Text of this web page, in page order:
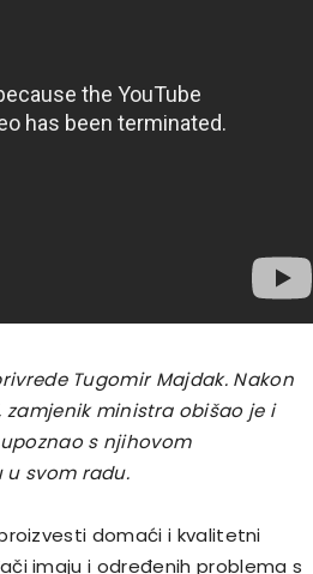
Tugomir Majdak. Nakon
ministra obišao je i
s njihovom
svom radu.
domaći i kvalitetni
imaju i određenih problema s